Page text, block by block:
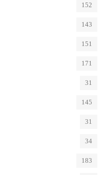
152
143
151
171
31
145
31
34
183